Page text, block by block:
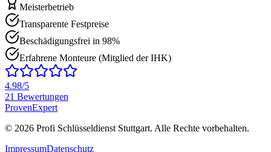
Meisterbetrieb
Transparente Festpreise
Beschädigungsfrei in 98%
Erfahrene Monteure (Mitglied der IHK)
4.98/5
21 Bewertungen
ProvenExpert
© 2026 Profi Schlüsseldienst Stuttgart. Alle Rechte vorbehalten.
ImpressumDatenschutz